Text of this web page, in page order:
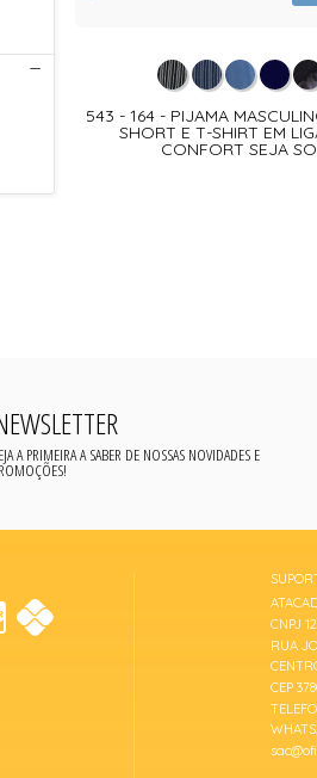
543 - 164 - PIJAMA
SHORT E T-SHIRT EM
CONFORT SEJA
A PRIMEIRA A SABER DE NOSSAS NOVIDADES E
CNPJ
RUA
CEP